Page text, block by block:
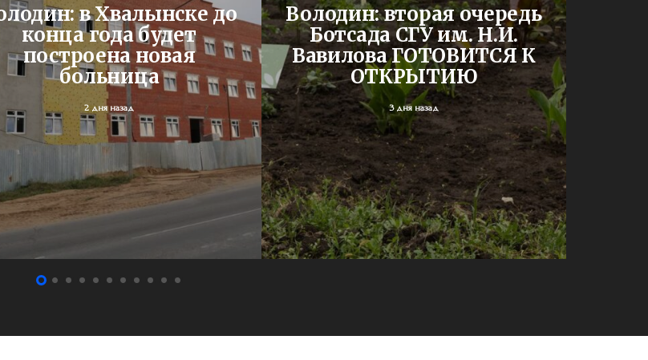
в Хвалынске до
конца года будет
построена новая
больница
2 дня назад
Володин: вторая очередь
Ботсада СГУ им. Н.И.
Вавилова ГОТОВИТСЯ К
ОТКРЫТИЮ
3 дня назад